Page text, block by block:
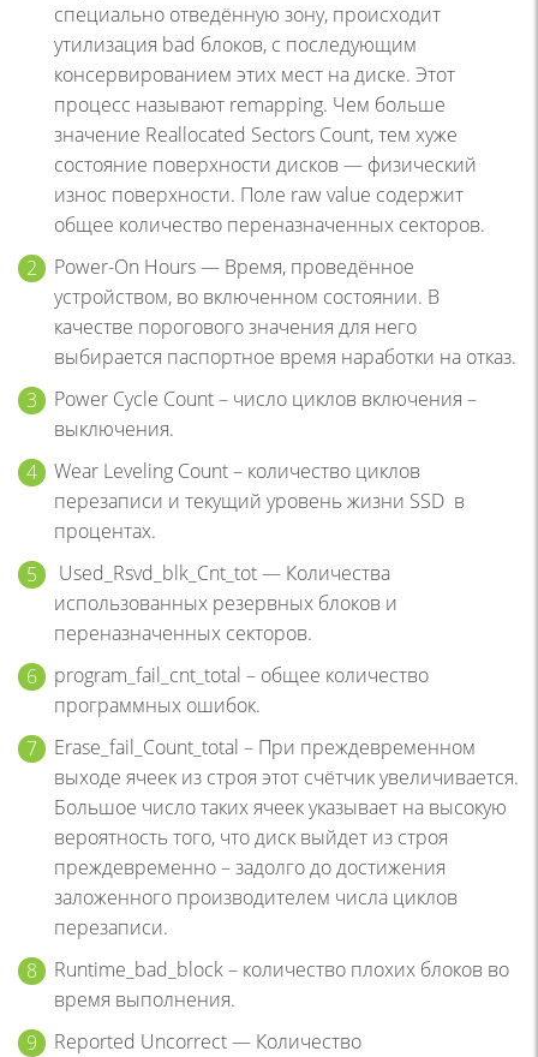
специально отведённую зону, происходит
утилизация bad блоков, с последующим
консервированием этих мест на диске. Этот
процесс называют remapping. Чем больше
значение Reallocated Sectors Count, тем хуже
состояние поверхности дисков — физический
износ поверхности. Поле raw value содержит
общее количество переназначенных секторов.
Power-On Hours — Время, проведённое
устройством, во включенном состоянии. В
качестве порогового значения для него
выбирается паспортное время наработки на отказ.
Power Cycle Count – число циклов включения –
выключения.
Wear Leveling Count – количество циклов
перезаписи и текущий уровень жизни SSD в
процентах.
Used_Rsvd_blk_Cnt_tot — Количества
использованных резервных блоков и
переназначенных секторов.
program_fail_cnt_total – общее количество
программных ошибок.
Erase_fail­_Count_total – При преждевременном
выходе ячеек из строя этот счётчик увеличивается.
Большое число таких ячеек указывает на высокую
вероятность того, что диск выйдет из строя
преждевременно – задолго до достижения
заложенного производителем числа циклов
перезаписи.
Runtime_bad_block – количество плохих блоков во
время выполнения.
Reported Uncorrect — Количество